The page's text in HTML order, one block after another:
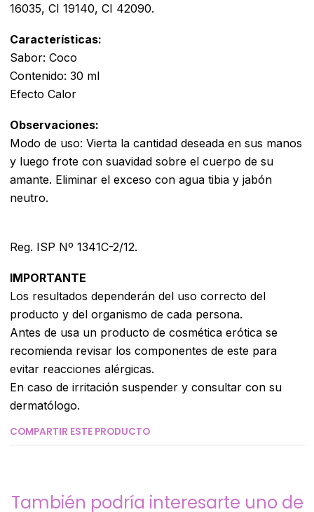
16035, CI 19140, CI 42090.
Características:
Sabor: Coco
Contenido: 30 ml
Efecto Calor
Observaciones:
Modo de uso: Vierta la cantidad deseada en sus manos
y luego frote con suavidad sobre el cuerpo de su
amante. Eliminar el exceso con agua tibia y jabón
neutro.
Reg. ISP Nº 1341C-2/12.
IMPORTANTE
Los resultados dependerán del uso correcto del
producto y del organismo de cada persona.
Antes de usa un producto de cosmética erótica se
recomienda revisar los componentes de este para
evitar reacciones alérgicas.
En caso de irritación suspender y consultar con su
dermatólogo.
COMPARTIR ESTE PRODUCTO
También podría interesarte uno de